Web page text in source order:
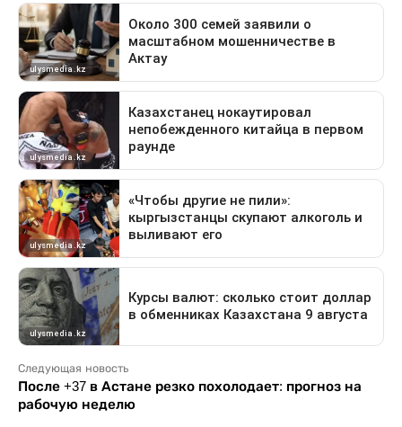
Следующая новость
После +37 в Астане резко похолодает: прогноз на
рабочую неделю